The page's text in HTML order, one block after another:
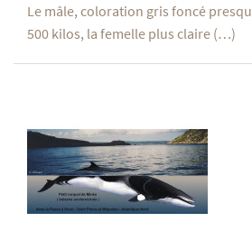
Le mâle, coloration gris foncé
500 kilos, la femelle plus claire (…)